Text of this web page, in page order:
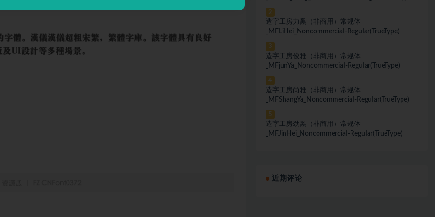
2
造字工房力黑（非商用）常规体
_MFLiHei_NoncommerciaI-ReguIar(TrueType)
3
造字工房俊雅（非商用）常规体
_MFjunYa_NoncommerciaI-ReguIar(TrueType)
4
造字工房尚雅（非商用）常规体
_MFShangYa_NoncommerciaI-ReguIar(TrueType)
5
造字工房劲黑（非商用）常规体
_MFJinHei_NoncommerciaI-ReguIar(TrueType)
近期评论